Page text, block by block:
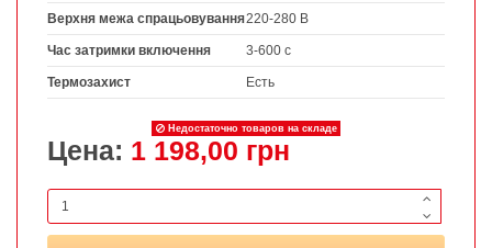
Верхня межа спрацьовування220-280 В
Час затримки включення 3-600 с
Термозахист Есть
Недостаточно товаров на складе
Цена: 1 198,00 грн